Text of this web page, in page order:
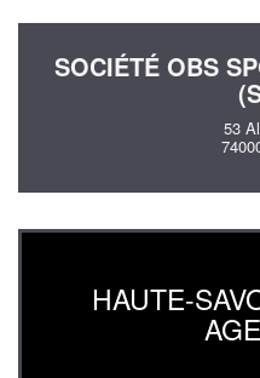
SOCIÉTÉ OBS
53
HAUTE-